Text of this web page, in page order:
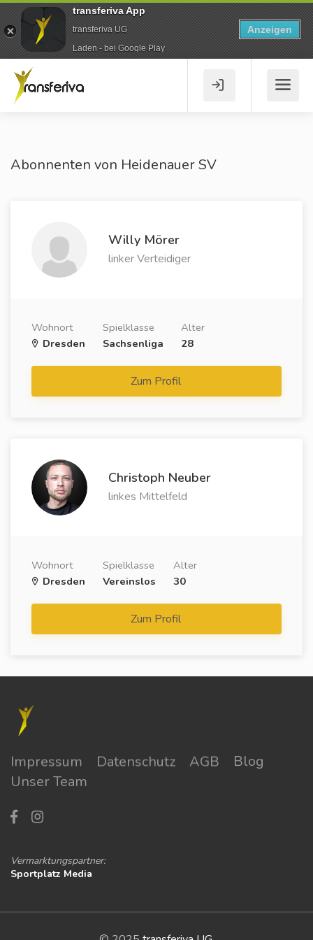
Abonnenten von Heidenauer SV
Willy Mörer
linker Verteidiger
Wohnort
Dresden
Spielklasse
Sachsenliga
Alter
28
Zum Profil
Christoph Neuber
linkes Mittelfeld
Wohnort
Dresden
Spielklasse
Vereinslos
Alter
30
Zum Profil
Impressum Datenschutz AGB
Blog
Unser Team
Vermarktungspartner:
Sportplatz Media
transferiva App
transferiva UG
Laden - bei Google Play
Anzeigen